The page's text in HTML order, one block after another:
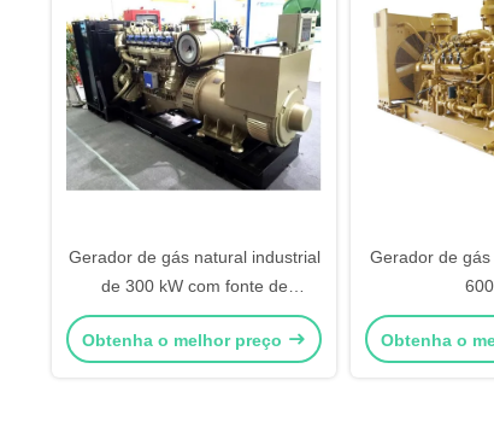
Gerador de gás natural industrial
de 300 kW com fonte de
alimentação de reserva de 380
KVA
Obtenha o melhor preço
Gerador de
Obtenha o